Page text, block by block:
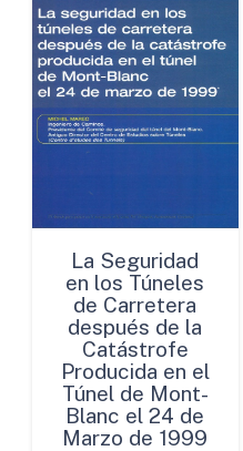
La Seguridad
en los Túneles
de Carretera
después de la
Catástrofe
Producida en el
Túnel de Mont-
Blanc el 24 de
Marzo de 1999